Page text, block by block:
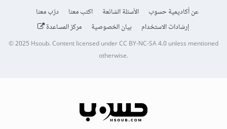
عن أكاديمية حسوب الأسئلة الشائعة اكتب معنا
درّب معنا
إرشادات الاستخدام
بيان الخصوصية مركز المساعدة
© 2025Hsoub.Content licensed underCC BY-NC-SA 4.0unless mentioned
otherwise.